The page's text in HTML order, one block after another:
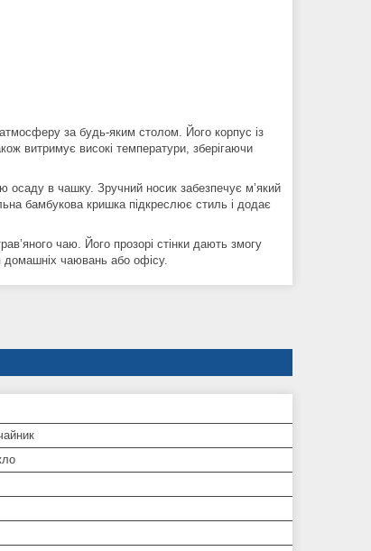
за будь-яким столом. Його корпус із
витримує високі температури, зберігаючи
осаду в чашку. Зручний носик забезпечує м’який
бамбукова кришка підкреслює стиль і додає
чаю. Його прозорі стінки дають змогу
домашніх чаювань або офісу.